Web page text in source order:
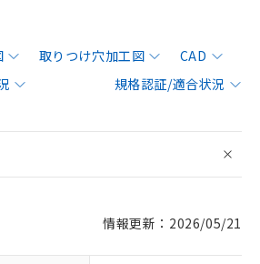
取りつけ穴加工図
CAD
規格認証/適合状況
情報更新：2026/05/21